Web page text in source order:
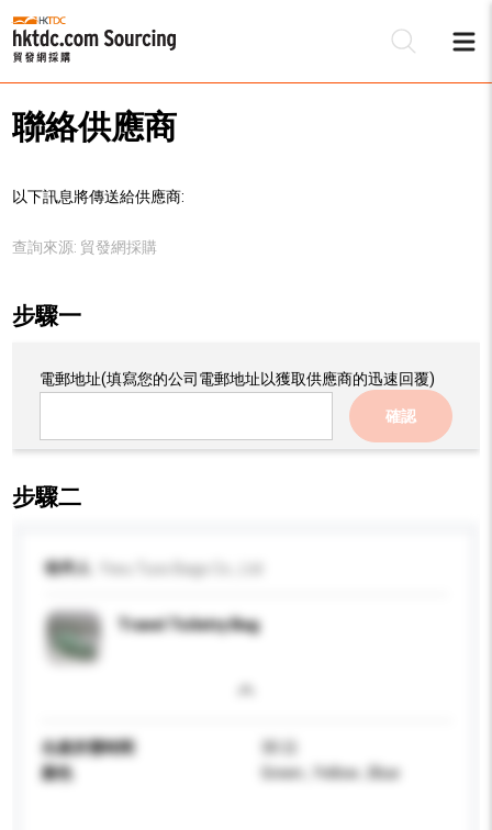
聯絡供應商
以下訊息將傳送給供應商:
查詢來源: 貿發網採購
步驟一
電郵地址(填寫您的公司電郵地址以獲取供應商的迅速回覆)
確認
步驟二
收件人
Travel Toiletry Bag
生產所需時間
30 日
顏色
Green , Yellow , Blue